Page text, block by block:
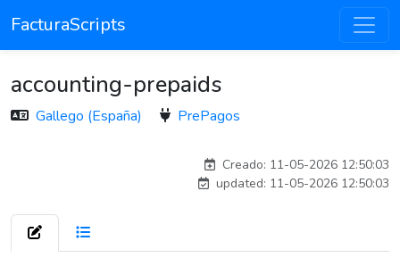
FacturaScripts
accounting-prepaids
Gallego (España) PrePagos
Creado: 11-05-2026 12:50:03
updated: 11-05-2026 12:50:03